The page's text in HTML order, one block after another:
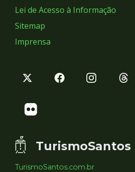
Lei de Acesso à Informação
Sitemap
Imprensa
TurismoSantos
TurismoSantos.com.br